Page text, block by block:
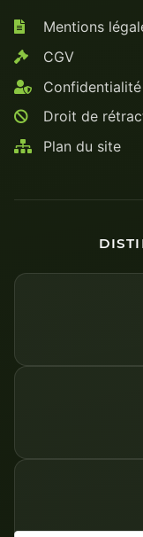
Mentions
CGV
Confidentialité
Droit de
Plan du site